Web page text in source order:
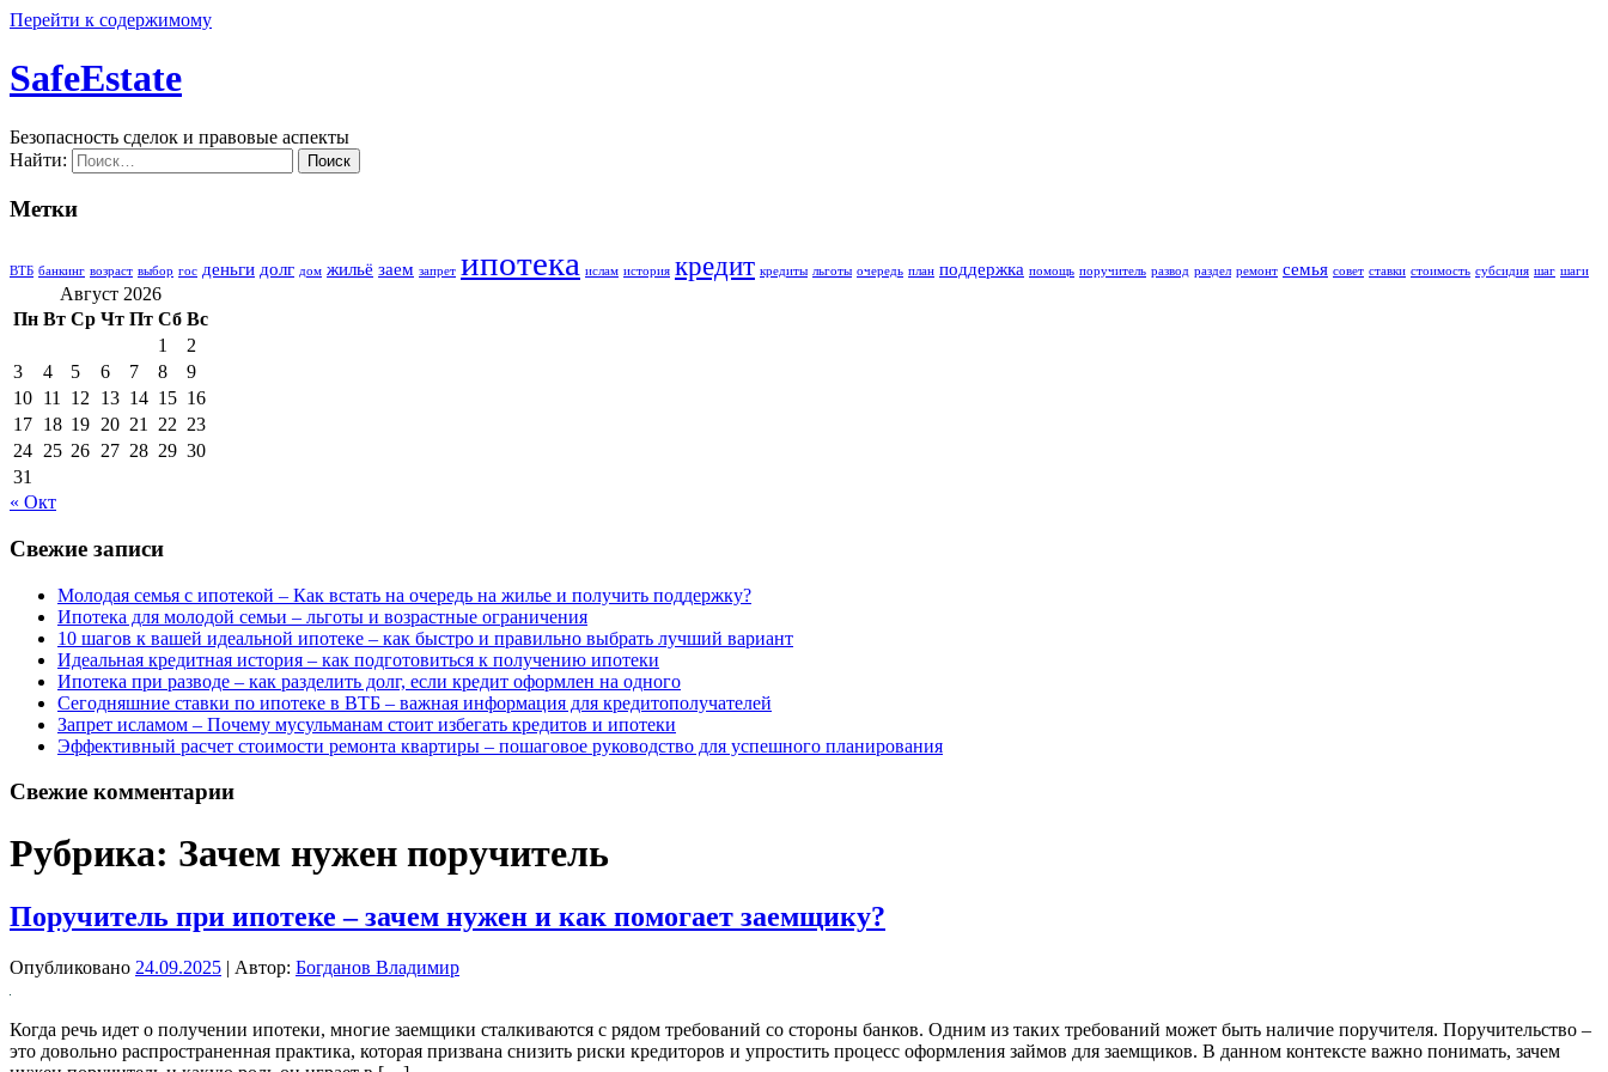
Перейти к содержимому
SafeEstate
Безопасность сделок и правовые аспекты
Найти:
Метки
ВТБ банкинг возраст выбор гос деньги долг дом жильё заем запрет ипотека ислам история кредит кредиты льготы очередь план поддержка помощь поручитель развод раздел ремонт семья совет ставки стоимость субсидия шаг шаги
Август 2026
Пн Вт Ср Чт Пт Сб Вс
1
2
3
4 5 6 7 8
9
10 11 12 13 14 15 16
17 18 19 20 21 22 23
24 25 26 27 28 29 30
31
« Окт
Свежие записи
Молодая семья с ипотекой – Как встать на очередь на жилье и получить поддержку?
Ипотека для молодой семьи – льготы и возрастные ограничения
10 шагов к вашей идеальной ипотеке – как быстро и правильно выбрать лучший вариант
Идеальная кредитная история – как подготовиться к получению ипотеки
Ипотека при разводе – как разделить долг, если кредит оформлен на одного
Сегодняшние ставки по ипотеке в ВТБ – важная информация для кредитополучателей
Запрет исламом – Почему мусульманам стоит избегать кредитов и ипотеки
Эффективный расчет стоимости ремонта квартиры – пошаговое руководство для успешного планирования
Свежие комментарии
Рубрика: Зачем нужен поручитель
Поручитель при ипотеке – зачем нужен и как помогает заемщику?
Опубликовано 24.09.2025 | Автор: Богданов Владимир
Когда речь идет о получении ипотеки, многие заемщики сталкиваются с рядом требований со стороны банков. Одним из таких требований может быть наличие поручителя. Поручительство –
это довольно распространенная практика, которая призвана снизить риски кредиторов и упростить процесс оформления займов для заемщиков. В данном контексте важно понимать, зачем